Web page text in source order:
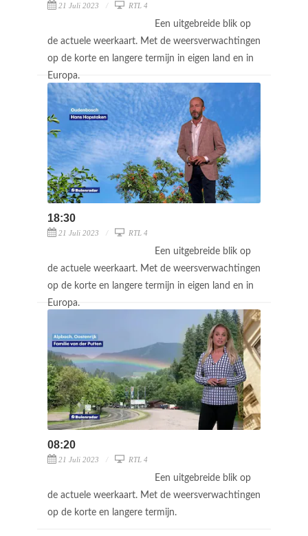
21 Juli 2023 RTL 4
Een uitgebreide blik op
de actuele weerkaart. Met de weersverwachtingen
op de korte en langere termijn in eigen land en in
Europa.
18:30
21 Juli 2023 RTL 4
Een uitgebreide blik op
de actuele weerkaart. Met de weersverwachtingen
op de korte en langere termijn in eigen land en in
Europa.
08:20
21 Juli 2023 RTL 4
Een uitgebreide blik op
de actuele weerkaart. Met de weersverwachtingen
op de korte en langere termijn.